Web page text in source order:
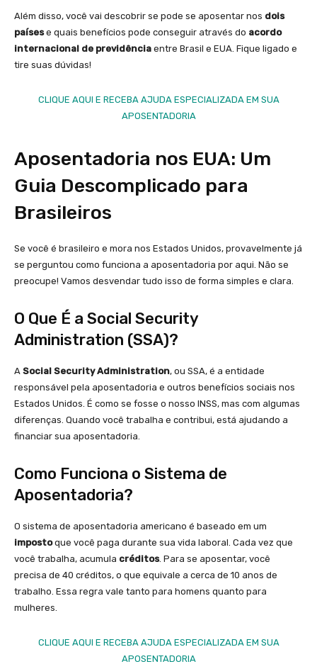
Além disso, você vai descobrir se pode se aposentar nos dois
paísese quais benefícios pode conseguir através do acordo
internacional de previdência entre Brasil e EUA. Fique ligado e
tire suas dúvidas!
CLIQUE AQUI E RECEBA AJUDA ESPECIALIZADA EM SUA
APOSENTADORIA
Aposentadoria nos EUA: Um
Guia Descomplicado para
Brasileiros
Se você é brasileiro e mora nos Estados Unidos, provavelmente já
se perguntou como funciona a aposentadoria por aqui. Não se
preocupe! Vamos desvendar tudo isso de forma simples e clara.
O Que É a Social Security
Administration (SSA)?
A Social Security Administration, ou SSA, é a entidade
responsável pela aposentadoria e outros benefícios sociais nos
Estados Unidos. É como se fosse o nosso INSS, mas com algumas
diferenças. Quando você trabalha e contribui, está ajudando a
financiar sua aposentadoria.
Como Funciona o Sistema de
Aposentadoria?
O sistema de aposentadoria americano é baseado em um
impostoque você paga durante sua vida laboral. Cada vez que
você trabalha, acumula créditos. Para se aposentar, você
precisa de 40 créditos, o que equivale a cerca de 10 anos de
trabalho. Essa regra vale tanto para homens quanto para
mulheres.
CLIQUE AQUI E RECEBA AJUDA ESPECIALIZADA EM SUA
APOSENTADORIA